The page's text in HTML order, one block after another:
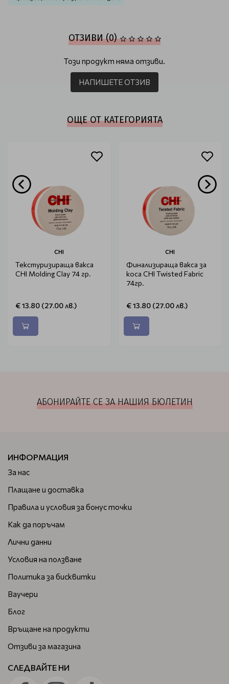
ОТЗИВИ (0)
Този продукт няма отзиви.
НАПИШЕТЕ ОТЗИВ
ОЩЕ ОТ КАТЕГОРИЯТА
CHI
Текстуризираща вакса
CHI Molding Clay 74 гр.
€ 13.80 (27.00 лв.)
CHI
Финализираща вакса за
коса CHI Twisted Fabric
74гр.
€ 13.80 (27.00 лв.)
АБОНИРАЙТЕ СЕ ЗА НАШИЯ БЮЛЕТИН
ИНФОРМАЦИЯ
За нас
Плащане и доставка
Правила и условия за бонус точки
Как да поръчам
Лични данни
Условия на ползване
Политика за бисквитки
Ваучери
Блог
Връщане на продукти
Отзиви за магазина
СЛЕДВАЙТЕ НИ